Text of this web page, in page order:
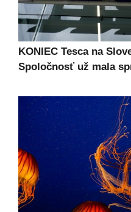
KONIEC Tesca na
Spoločnosť už mala